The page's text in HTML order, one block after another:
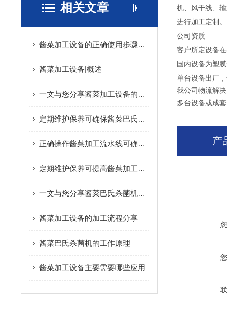
相关文章
酱菜加工设备的正确使用步骤分享
酱菜加工设备|概述
一文与您分享酱菜加工设备的常见故障相应解决方法
定期维护保养可确保酱菜巴氏杀菌机的安全性
正确操作酱菜加工流水线可确保产品质量
定期维护保养可提高酱菜加工设备的生产效率
一文与您分享酱菜巴氏杀菌机的结构组成
酱菜加工设备的加工流程分享
酱菜巴氏杀菌机的工作原理
酱菜加工设备主要需要哪些应用
机、风干线、
进行加工定制。
公司资质
客户所定设备
国内设备为塑
单台设备出厂
我公司物流解
多台设备或成
产